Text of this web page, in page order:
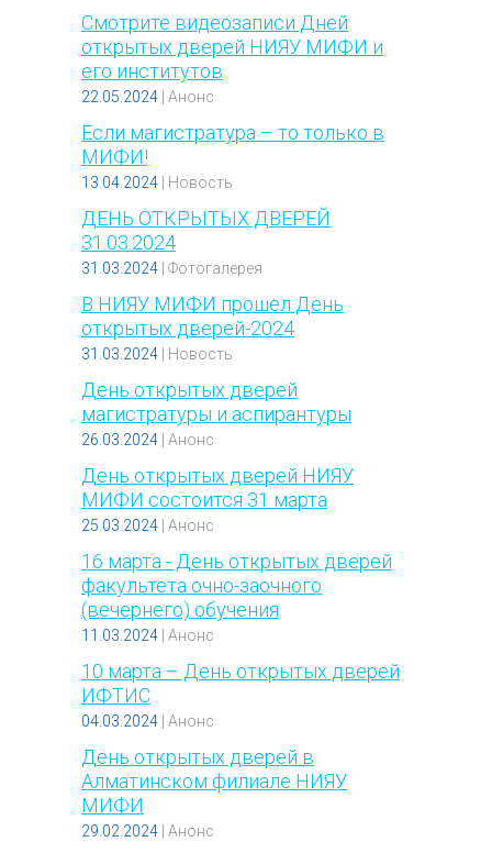
Смотрите видеозаписи Дней
открытых дверей НИЯУ МИФИ и
его институтов
22.05.2024 Анонс
Если магистратура – то только в
МИФИ!
13.04.2024 Новость
ДЕНЬ ОТКРЫТЫХ ДВЕРЕЙ
31.03.2024
31.03.2024 Фотогалерея
В НИЯУ МИФИ прошел День
открытых дверей-2024
31.03.2024 Новость
День открытых дверей
магистратуры и аспирантуры
26.03.2024 Анонс
День открытых дверей НИЯУ
МИФИ состоится 31 марта
25.03.2024 Анонс
16 марта - День открытых дверей
факультета очно-заочного
(вечернего) обучения
11.03.2024 Анонс
10 марта – День открытых дверей
ИФТИС
04.03.2024 Анонс
День открытых дверей в
Алматинском филиале НИЯУ
МИФИ
29.02.2024 Анонс